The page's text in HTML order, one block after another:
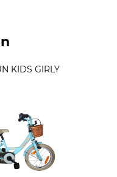
KIDS GIRLY